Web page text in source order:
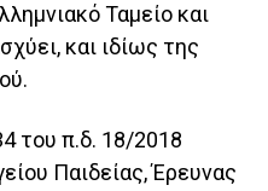
Ταμείο και
και ιδίως της
του π.δ. 18/2018
Παιδείας, Έρευνας